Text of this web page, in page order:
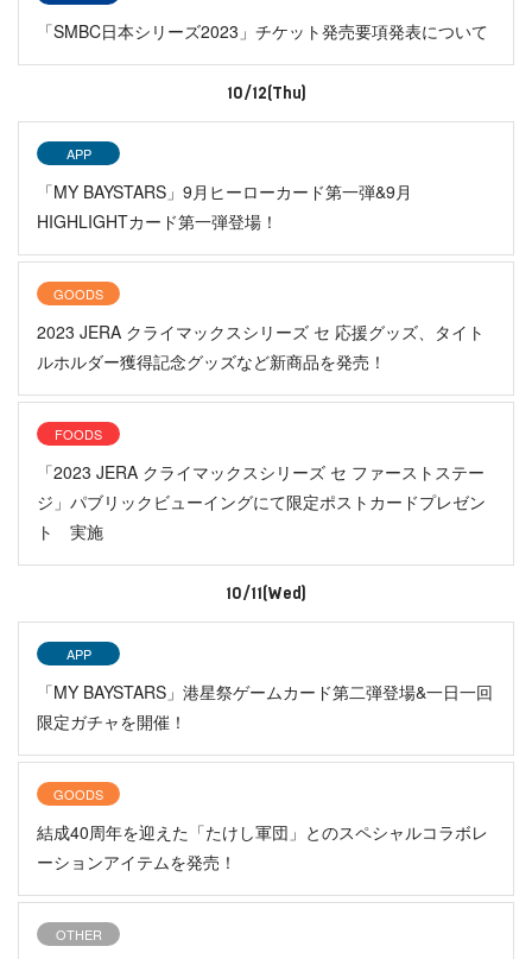
「SMBC日本シリーズ2023」チケット発売要項発表について
10/12(Thu)
APP
「MY BAYSTARS」9月ヒーローカード第一弾&9月
HIGHLIGHTカード第一弾登場！
GOODS
2023 JERA クライマックスシリーズ セ 応援グッズ、タイト
ルホルダー獲得記念グッズなど新商品を発売！
FOODS
「2023 JERA クライマックスシリーズ セ ファーストステー
ジ」パブリックビューイングにて限定ポストカードプレゼン
ト 実施
10/11(Wed)
APP
「MY BAYSTARS」港星祭ゲームカード第二弾登場&一日一回
限定ガチャを開催！
GOODS
結成40周年を迎えた「たけし軍団」とのスペシャルコラボレ
ーションアイテムを発売！
OTHER